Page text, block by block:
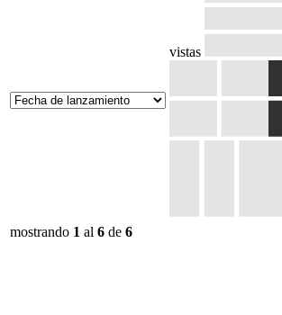
vistas
mostrando 1 al 6 de 6